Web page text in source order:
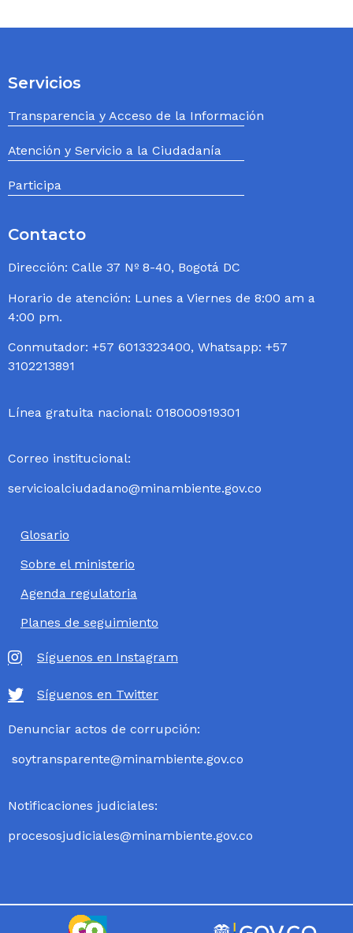
Servicios
Transparencia y Acceso de la Información
Atención y Servicio a la Ciudadanía
Participa
Contacto
Dirección: Calle 37 Nº 8-40, Bogotá DC
Horario de atención: Lunes a Viernes de 8:00 am a
4:00 pm.
Conmutador: +57 6013323400, Whatsapp: +57
3102213891
Línea gratuita nacional: 018000919301
Correo institucional:
servicioalciudadano@minambiente.gov.co
Glosario
Sobre el ministerio
Agenda regulatoria
Planes de seguimiento
Síguenos en Instagram
Síguenos en Twitter
Denunciar actos de corrupción:
soytransparente@minambiente.gov.co
Notificaciones judiciales:
procesosjudiciales@minambiente.gov.co